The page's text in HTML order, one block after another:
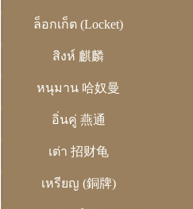
ล็อกเก็ต (Locket)
สิงห์ 麒麟
หนุมาน 哈奴曼
อิ่นคู่ 燕通
เต่า 招财龟
เหรียญ (銅牌)